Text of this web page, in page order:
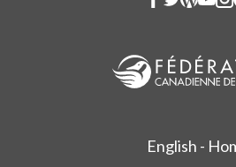
English -